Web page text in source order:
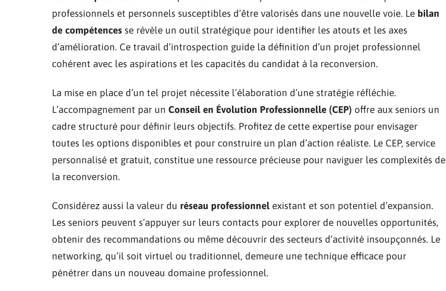
professionnels et personnels susceptibles d’être valorisés dans une nouvelle voie. Le bilan
de compétences se révèle un outil stratégique pour identifier les atouts et les axes
d’amélioration. Ce travail d’introspection guide la définition d’un projet professionnel
cohérent avec les aspirations et les capacités du candidat à la reconversion.
La mise en place d’un tel projet nécessite l’élaboration d’une stratégie réfléchie.
L’accompagnement par un Conseil en Évolution Professionnelle (CEP) offre aux seniors un
cadre structuré pour définir leurs objectifs. Profitez de cette expertise pour envisager
toutes les options disponibles et pour construire un plan d’action réaliste. Le CEP, service
personnalisé et gratuit, constitue une ressource précieuse pour naviguer les complexités de
la reconversion.
Considérez aussi la valeur du réseau professionnel existant et son potentiel d’expansion.
Les seniors peuvent s’appuyer sur leurs contacts pour explorer de nouvelles opportunités,
obtenir des recommandations ou même découvrir des secteurs d’activité insoupçonnés. Le
networking, qu’il soit virtuel ou traditionnel, demeure une technique efficace pour
pénétrer dans un nouveau domaine professionnel.